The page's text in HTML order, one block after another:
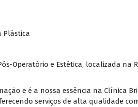
Plástica
Operatório e Estética, localizada na
e é a nossa essência na Clínica
serviços de alta qualidade